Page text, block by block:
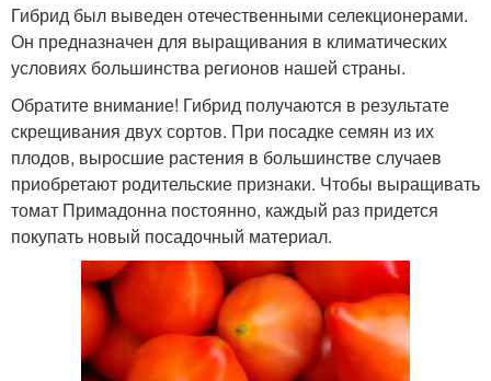
Гибрид был выведен отечественными селекционерами.
Он предназначен для выращивания в климатических
условиях большинства регионов нашей страны.
Обратите внимание! Гибрид получаются в результате
скрещивания двух сортов. При посадке семян из их
плодов, выросшие растения в большинстве случаев
приобретают родительские признаки. Чтобы выращивать
томат Примадонна постоянно, каждый раз придется
покупать новый посадочный материал.